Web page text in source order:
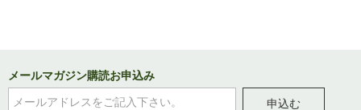
メールマガジン購読お申込み
申込む